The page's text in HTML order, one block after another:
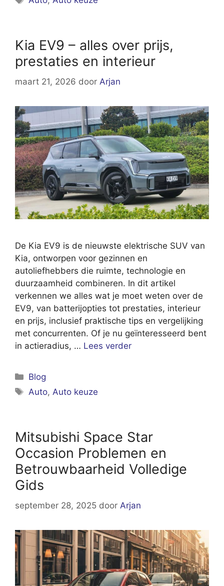
Kia EV9 – alles over prijs,
prestaties en interieur
maart 21, 2026 door Arjan
De Kia EV9 is de nieuwste elektrische SUV van
Kia, ontworpen voor gezinnen en
autoliefhebbers die ruimte, technologie en
duurzaamheid combineren. In dit artikel
verkennen we alles wat je moet weten over de
EV9, van batterijopties tot prestaties, interieur
en prijs, inclusief praktische tips en vergelijking
met concurrenten. Of je nu geïnteresseerd bent
in actieradius, … Lees verder
Categorieën
Blog
Tags
Auto,Auto keuze
Mitsubishi Space Star
Occasion Problemen en
Betrouwbaarheid Volledige
Gids
september 28, 2025 door Arjan